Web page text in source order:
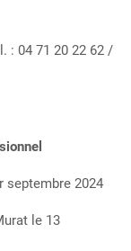
: 04 71 20 22 62 /
septembre 2024
le 13